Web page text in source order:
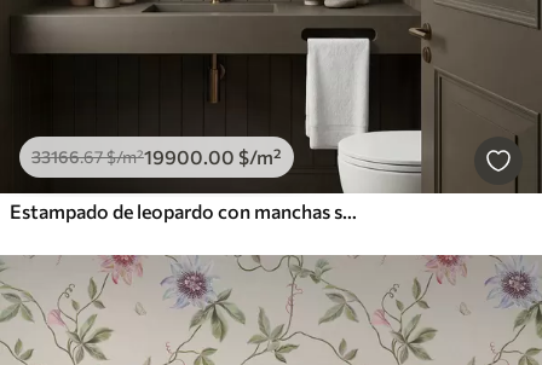
33166.67$/m²19900.00 $/m²
Estampado de leopardo con manchas sobre fondo claro